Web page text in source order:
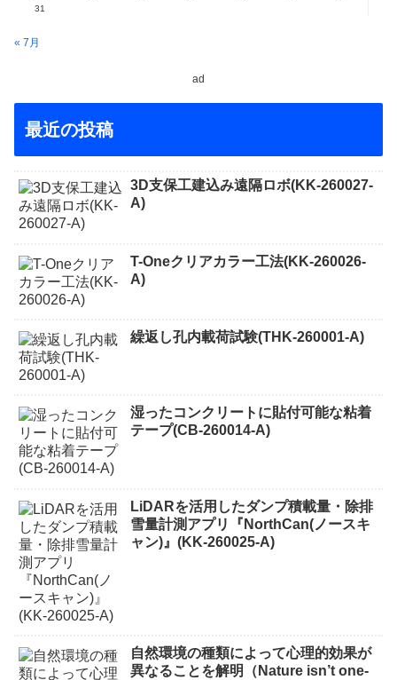
31
« 7月
ad
最近の投稿
3D支保工建込み遠隔ロボ(KK-260027-
A)
T-Oneクリアカラー工法(KK-260026-
A)
繰返し孔内載荷試験(THK-260001-A)
湿ったコンクリートに貼付可能な粘着
テープ(CB-260014-A)
LiDARを活用したダンプ積載量・除排
雪量計測アプリ『NorthCan(ノースキ
ャン)』(KK-260025-A)
自然環境の種類によって心理的効果が
異なることを解明（Nature isn’t one-